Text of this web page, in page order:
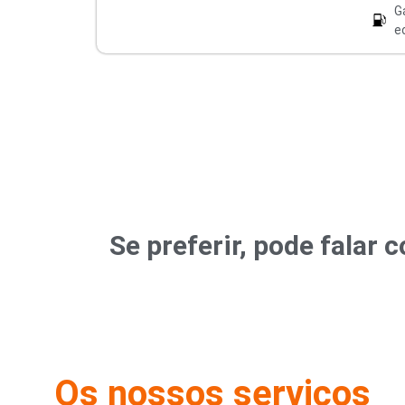
Se preferir, pode falar
Os nossos serviços